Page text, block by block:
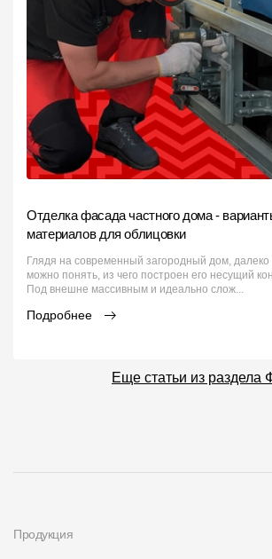
Отделка фасада частного дома -
материалов для облицовки
Глядя на современный загородный дом, далеко
можно понять, из чего построен его несущий
Под внешне массивным и идеально слож...
Подробнее
Еще статьи из раздела
Продукция